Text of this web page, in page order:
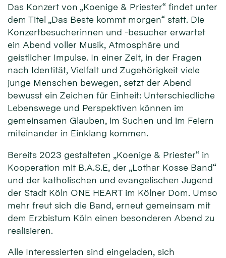
Das Konzert von „Koenige & Priester“ findet unter
dem Titel „Das Beste kommt morgen“ statt. Die
Konzertbesucherinnen und -besucher erwartet
ein Abend voller Musik, Atmosphäre und
geistlicher Impulse. In einer Zeit, in der Fragen
nach Identität, Vielfalt und Zugehörigkeit viele
junge Menschen bewegen, setzt der Abend
bewusst ein Zeichen für Einheit: Unterschiedliche
Lebenswege und Perspektiven können im
gemeinsamen Glauben, im Suchen und im Feiern
miteinander in Einklang kommen.
Bereits 2023 gestalteten „Koenige & Priester“ in
Kooperation mit B.A.S.E, der „Lothar Kosse Band“
und der katholischen und evangelischen Jugend
der Stadt Köln ONE HEART im Kölner Dom. Umso
mehr freut sich die Band, erneut gemeinsam mit
dem Erzbistum Köln einen besonderen Abend zu
realisieren.
Alle Interessierten sind eingeladen, sich